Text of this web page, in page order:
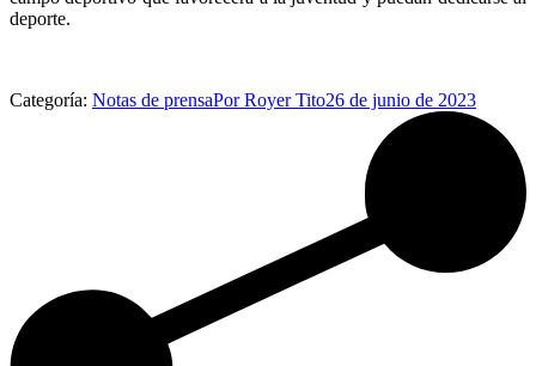
deporte.
Categoría: Notas de prensaPorRoyer Tito26 de junio de 2023